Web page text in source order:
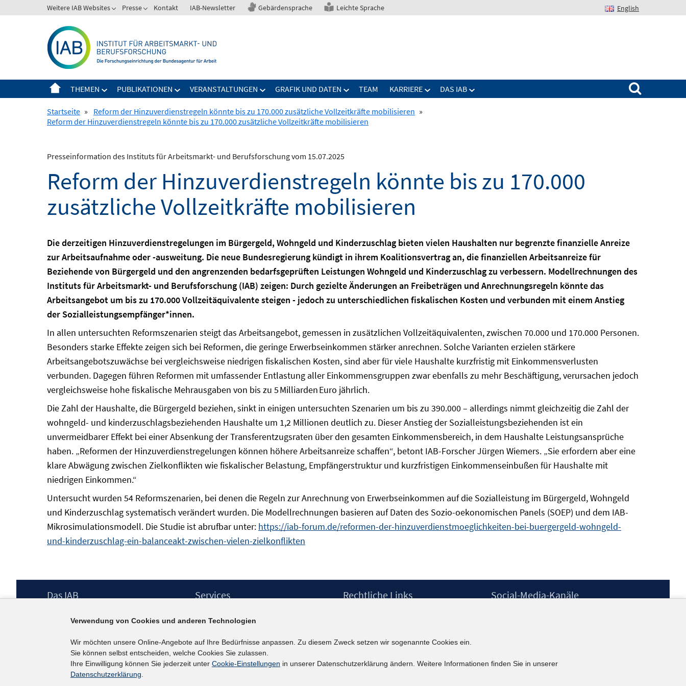
zum
Weitere IAB Websites Presse Kontakt IAB-Newsletter Gebärdensprache Leichte Sprache English
THEMEN PUBLIKATIONEN VERANSTALTUNGEN GRAFIK UND DATEN TEAM KARRIERE DAS IAB
Suchen nach:
Startseite » Reform der Hinzuverdienstregeln könnte bis zu 170.000 zusätzliche Vollzeitkräfte mobilisieren »
Reform der Hinzuverdienstregeln könnte bis zu 170.000 zusätzliche Vollzeitkräfte mobilisieren
Presseinformation des Instituts für Arbeitsmarkt- und Berufsforschung vom 15.07.2025
Reform der Hinzuverdienstregeln könnte bis zu 170.000
zusätzliche Vollzeitkräfte mobilisieren
Die derzeitigen Hinzuverdienstregelungen im Bürgergeld, Wohngeld und Kinderzuschlag bieten vielen Haushalten nur begrenzte finanzielle Anreize
zur Arbeitsaufnahme oder -ausweitung. Die neue Bundesregierung kündigt in ihrem Koalitionsvertrag an, die finanziellen Arbeitsanreize für
Beziehende von Bürgergeld und den angrenzenden bedarfsgeprüften Leistungen Wohngeld und Kinderzuschlag zu verbessern. Modellrechnungen des
Instituts für Arbeitsmarkt- und Berufsforschung (IAB) zeigen: Durch gezielte Änderungen an Freibeträgen und Anrechnungsregeln könnte das
Arbeitsangebot um bis zu 170.000 Vollzeitäquivalente steigen - jedoch zu unterschiedlichen fiskalischen Kosten und verbunden mit einem Anstieg
der Sozialleistungsempfänger*innen.
In allen untersuchten Reformszenarien steigt das Arbeitsangebot, gemessen in zusätzlichen Vollzeitäquivalenten, zwischen 70.000 und 170.000 Personen.
Besonders starke Effekte zeigen sich bei Reformen, die geringe Erwerbseinkommen stärker anrechnen. Solche Varianten erzielen stärkere
Arbeitsangebotszuwächse bei vergleichsweise niedrigen fiskalischen Kosten, sind aber für viele Haushalte kurzfristig mit Einkommensverlusten
verbunden. Dagegen führen Reformen mit umfassender Entlastung aller Einkommensgruppen zwar ebenfalls zu mehr Beschäftigung, verursachen jedoch
vergleichsweise hohe fiskalische Mehrausgaben von bis zu 5 Milliarden Euro jährlich.
Die Zahl der Haushalte, die Bürgergeld beziehen, sinkt in einigen untersuchten Szenarien um bis zu 390.000 – allerdings nimmt gleichzeitig die Zahl der
wohngeld- und kinderzuschlagsbeziehenden Haushalte um 1,2 Millionen deutlich zu. Dieser Anstieg der Sozialleistungsbeziehenden ist ein
unvermeidbarer Effekt bei einer Absenkung der Transferentzugsraten über den gesamten Einkommensbereich, in dem Haushalte Leistungsansprüche
haben. „Reformen der Hinzuverdienstregelungen können höhere Arbeitsanreize schaffen“, betont IAB-Forscher Jürgen Wiemers. „Sie erfordern aber eine
klare Abwägung zwischen Zielkonflikten wie fiskalischer Belastung, Empfängerstruktur und kurzfristigen Einkommenseinbußen für Haushalte mit
niedrigen Einkommen.“
Untersucht wurden 54 Reformszenarien, bei denen die Regeln zur Anrechnung von Erwerbseinkommen auf die Sozialleistung im Bürgergeld, Wohngeld
und Kinderzuschlag systematisch verändert wurden. Die Modellrechnungen basieren auf Daten des Sozio-oekonomischen Panels (SOEP) und dem IAB-
Mikrosimulationsmodell. Die Studie ist abrufbar unter: https://iab-forum.de/reformen-der-hinzuverdienstmoeglichkeiten-bei-buergergeld-wohngeld-
und-kinderzuschlag-ein-balanceakt-zwischen-vielen-zielkonflikten
Footer
Das IAB
Berufsforschung (IAB) – unser Leitbild
Institutsleitung
Graduiertenprogramm
Befragungen
Projekte
Services
IAB-Newsletter
Kontakt
Rechtliche Links
Erklärung zur Barrierefreiheit
Social-Media-Kanäle
kununu
Verwendung von Cookies und anderen Technologien
Wir möchten unsere Online-Angebote auf Ihre Bedürfnisse anpassen. Zu diesem Zweck setzen wir sogenannte Cookies ein.
Sie können selbst entscheiden, welche Cookies Sie zulassen.
Ihre Einwilligung können Sie jederzeit unter Cookie-Einstellungen in unserer Datenschutzerklärung ändern. Weitere Informationen finden Sie in unserer
Datenschutzerklärung.